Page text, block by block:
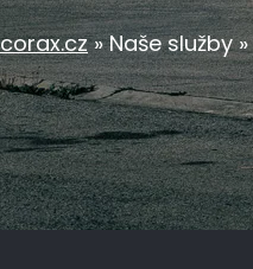
corax.cz Naše služby